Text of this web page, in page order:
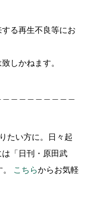
る再生不良等にお
しかねます。
たい方に。日々起
「日刊・原田武
こちらからお気軽